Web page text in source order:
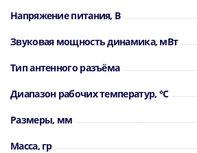
Аккумулятор Li-Ion 2600 мАч
Защита по стандарту IPX6
Сигнал окончания передачи
Активация голосом (VOX)
Возможность
радиостанции
Напряжение питания, В
Звуковая мощность динамика, мВт
Тип антенного разъёма
Диапазон рабочих температур, °С
Размеры, мм
Масса, гр